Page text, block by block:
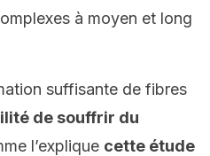
à moyen et long
suffisante de fibres
de souffrir du
l’explique cette étude